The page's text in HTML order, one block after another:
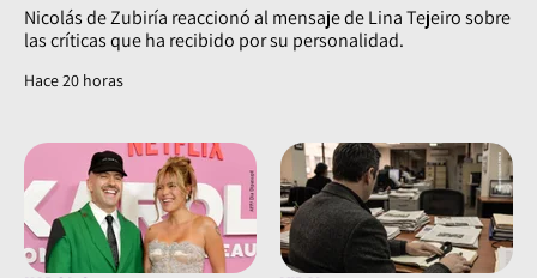
Nicolás de Zubiría reaccionó al mensaje de Lina Tejeiro sobre
las críticas que ha recibido por su personalidad.
Hace 20 horas